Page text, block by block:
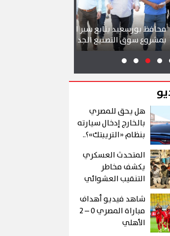
يتابع سير العمل
التصنيع الجديد
هل يحق للمصري
بالخارج إدخال سيارته
بنظام «التريبتك»؟..
المتحدث العسكري
يكشف مخاطر
التنقيب العشوائي
عن الذهب في "درع
الجنوب"
شاهد فيديو أهداف
مباراة المصري 0 – 2
الأهلي